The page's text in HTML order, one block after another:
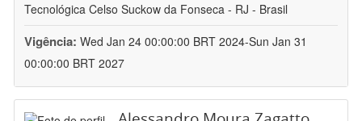
Tecnológica Celso Suckow da Fonseca - RJ - Brasil
Vigência: Wed Jan 24 00:00:00 BRT 2024-Sun Jan 31
00:00:00 BRT 2027